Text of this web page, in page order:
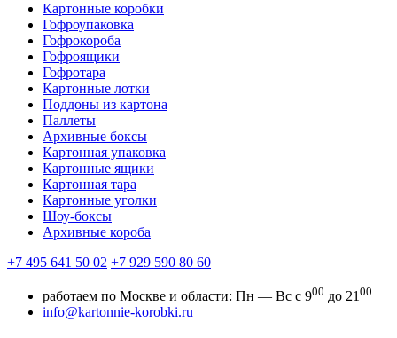
Картонные коробки
Гофроупаковка
Гофрокороба
Гофроящики
Гофротара
Картонные лотки
Поддоны из картона
Паллеты
Архивные боксы
Картонная упаковка
Картонные ящики
Картонная тара
Картонные уголки
Шоу-боксы
Архивные короба
+7 495 641 50 02 +7 929 590 80 60
работаем по Москве и области: Пн — Вс с 900 до 2100
info@kartonnie-korobki.ru